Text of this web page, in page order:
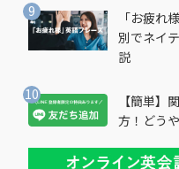
「お疲
別でネイ
説
【簡単】
方！どう